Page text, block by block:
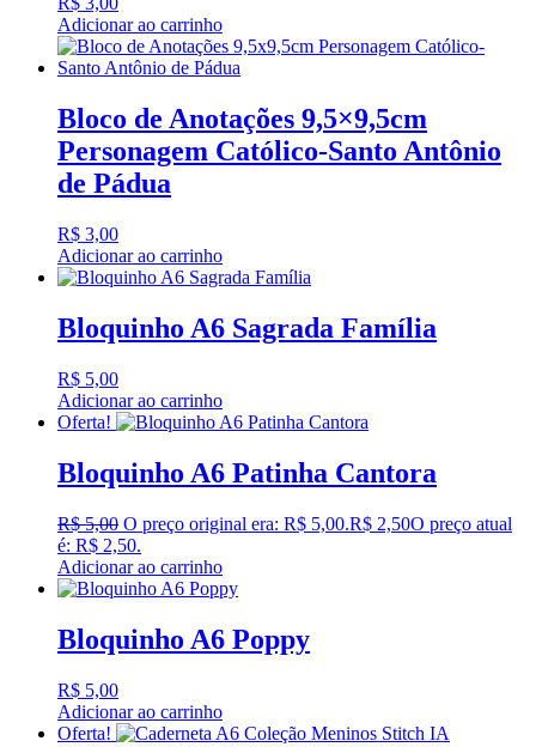
Adicionar ao carrinho
Bloco de Anotações 9,5×9,5cm
Personagem Católico-Santo Antônio
de Pádua
R$ 3,00
Adicionar ao carrinho
Bloquinho A6 Sagrada Família
R$ 5,00
Adicionar ao carrinho
Oferta!
Bloquinho A6 Patinha Cantora
R$5,00 O preço original era: R$ 5,00.R$ 2,50O preço atual
é: R$ 2,50.
Adicionar ao carrinho
Bloquinho A6 Poppy
R$ 5,00
Adicionar ao carrinho
Oferta!